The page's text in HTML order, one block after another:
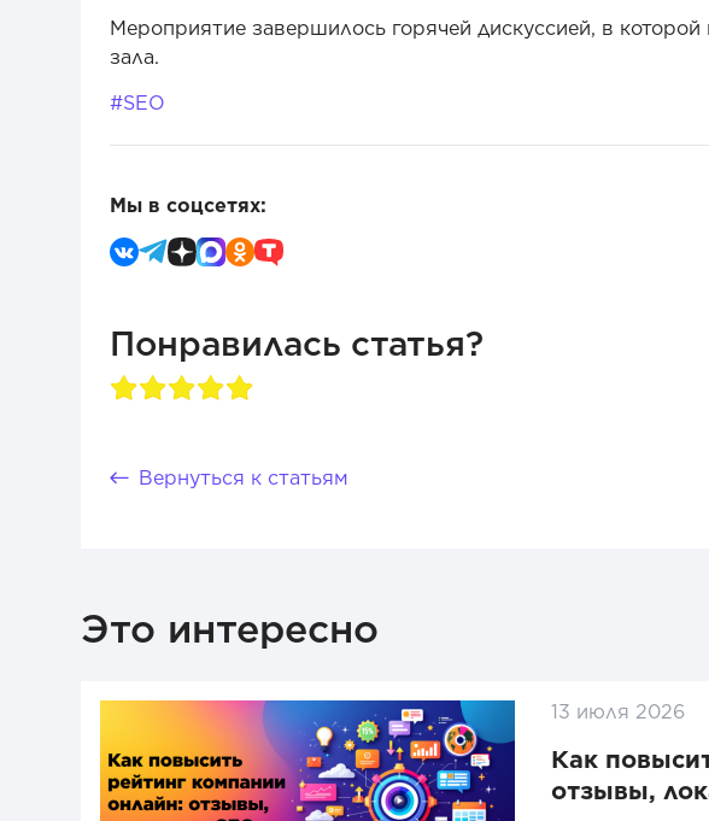
Мероприятие завершилось горячей дискуссией, в
зала.
#SEO
Мы в соцсетях:
Понравилась статья?
Вернуться к статьям
Это интересно
13 июля 2026
Как
отзывы,